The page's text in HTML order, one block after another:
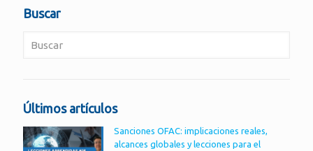
Buscar
Últimos artículos
Sanciones OFAC: implicaciones reales,
alcances globales y lecciones para el